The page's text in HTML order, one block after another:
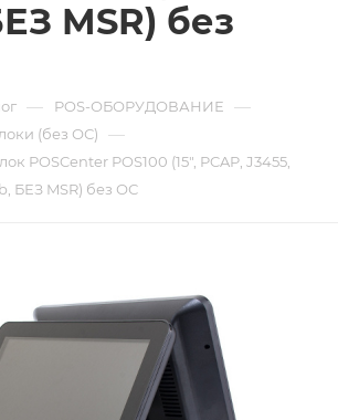
MSR) без
— POS-ОБОРУДОВАНИЕ —
(без ОС) —
POSCenter POS100 (15", PCAP, J3455,
БЕЗ MSR) без ОС